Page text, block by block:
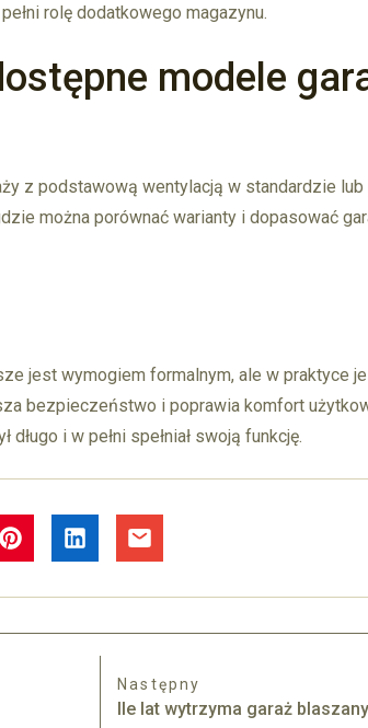
rolę dodatkowego magazynu.
modele
z podstawową wentylacją w standardzie
można porównać warianty i dopasować
jest wymogiem formalnym, ale w praktyce
bezpieczeństwo i poprawia komfort
i w pełni spełniał swoją funkcję.
Następny
Ile lat wytrzyma garaż